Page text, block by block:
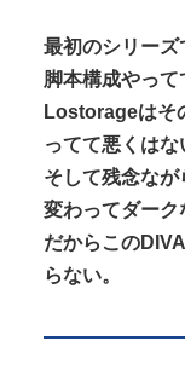
最初のシリー
脚本構成やって
Lostorageはそ
ってて悪くはな
そして残念な
変わってダーク
だからこの
らない。